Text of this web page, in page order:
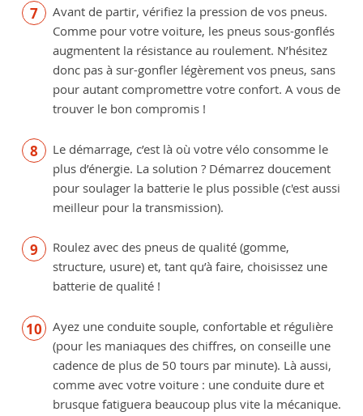
Avant de partir, vérifiez la pression de vos pneus.
Comme pour votre voiture, les pneus sous-gonflés
augmentent la résistance au roulement. N’hésitez
donc pas à sur-gonfler légèrement vos pneus, sans
pour autant compromettre votre confort. A vous de
trouver le bon compromis !
Le démarrage, c’est là où votre vélo consomme le
plus d’énergie. La solution ? Démarrez doucement
pour soulager la batterie le plus possible (c'est aussi
meilleur pour la transmission).
Roulez avec des pneus de qualité (gomme,
structure, usure) et, tant qu’à faire, choisissez une
batterie de qualité !
Ayez une conduite souple, confortable et régulière
(pour les maniaques des chiffres, on conseille une
cadence de plus de 50 tours par minute). Là aussi,
comme avec votre voiture : une conduite dure et
brusque fatiguera beaucoup plus vite la mécanique.